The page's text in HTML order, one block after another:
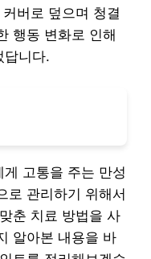
버로 덮으며 청결
행동 변화로 인해
답니다.
고통을 주는 만성
로 관리하기 위해서
춘 치료 방법을 사
알아본 내용을 바